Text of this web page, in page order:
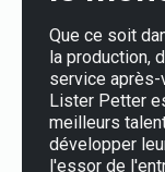
Que ce soit
la production,
service après-
Lister Petter
meilleurs
développer
l'essor de